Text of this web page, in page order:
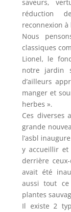
saveurs,
réduction
reconnexion
Nous
classiques
Lionel, le
notre jardin
d’ailleurs
manger et
herbes ».
Ces diverses
grande
l’asbl
y accueillir et
derrière
avait été
aussi tout
plantes
Il existe 2